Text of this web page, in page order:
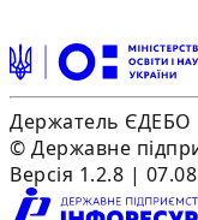
Держатель ЄДЕБО
© Державне
Версія 1.2.8 |